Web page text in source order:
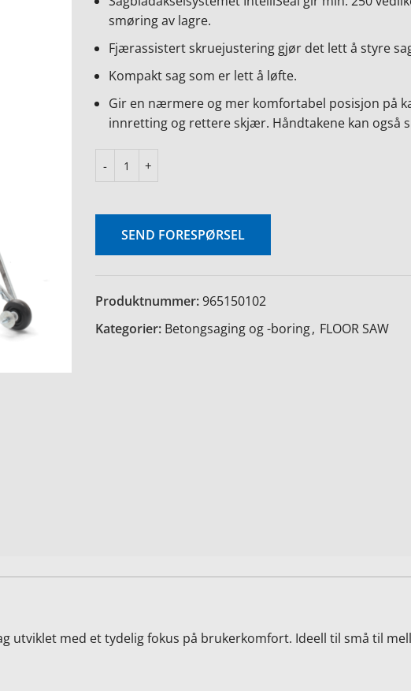
smøring av lagre.
Fjærassistert skruejustering gjør det lett å styre
Kompakt sag som er lett å løfte.
Gir en nærmere og mer komfortabel posisjon på
innretting og rettere skjær. Håndtakene kan også
SEND FORESPØRSEL
Produktnummer:965150102
Kategorier: Betongsaging og -boring, FLOOR SAW
utviklet med et tydelig fokus på brukerkomfort. Ideell til små til